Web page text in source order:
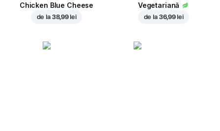
Chicken Blue Cheese
de la 38,99 lei
Vegetariană
de la 36,99 lei